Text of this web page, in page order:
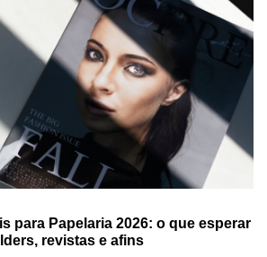
para Papelaria 2026: o que esperar
revistas e afins